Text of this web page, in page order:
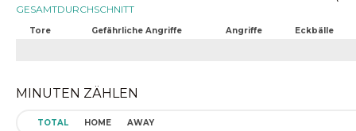
GESAMTDURCHSCHNITT
Tore Gefährliche Angriffe Angriffe Eckbälle
MINUTEN ZÄHLEN
TOTAL HOME AWAY